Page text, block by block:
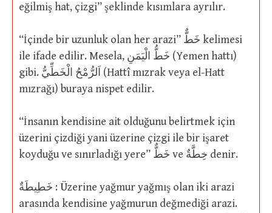
eğilmiş hat, çizgi” şeklinde kısımlara ayrılır.
“İçinde bir uzunluk olan her arazi” خَطٌّ kelimesi
ile ifade edilir. Mesela, خَطُّ الْيَمَنِ (Yemen hattı)
gibi. اَلرُّمْحُ الْخَطِّيُّ (Hattî mızrak veya el-Hatt
mızrağı) buraya nispet edilir.
“İnsanın kendisine ait olduğunu belirtmek için
üzerini çizdiği yani üzerine çizgi ile bir işaret
koyduğu ve sınırladığı yere” خَطٌّ ve خِطَّةٌ denir.
خَطِيطَةٌ : Üzerine yağmur yağmış olan iki arazi
arasında kendisine yağmurun değmediği arazi.